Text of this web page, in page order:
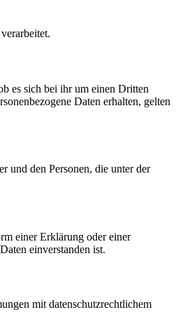
es sich bei ihr um einen Dritten
Daten erhalten, gelten
und den Personen, die unter der
einer Erklärung oder einer
einverstanden ist.
mit datenschutzrechtlichem